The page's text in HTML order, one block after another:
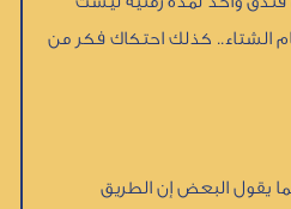
الشتاء.. كذلك احتكاك فكر من
يقول البعض إن الطريق